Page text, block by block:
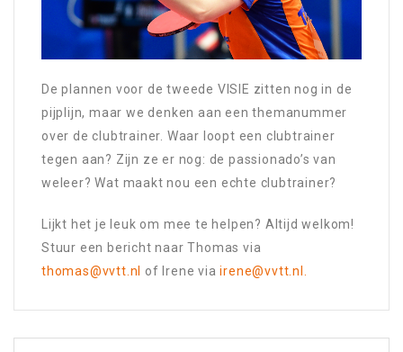
De plannen voor de tweede VISIE zitten nog in de
pijplijn, maar we denken aan een themanummer
over de clubtrainer. Waar loopt een clubtrainer
tegen aan? Zijn ze er nog: de passionado’s van
weleer? Wat maakt nou een echte clubtrainer?
Lijkt het je leuk om mee te helpen? Altijd welkom!
Stuur een bericht naar Thomas via
thomas@vvtt.nl of Irene viairene@vvtt.nl.